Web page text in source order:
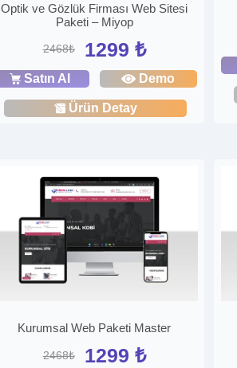
Optik ve Gözlük Firması Web Sitesi
Paketi – Miyop
2468₺ 1299 ₺
Satın Al Demo
Ürün Detay
Kurumsal Web Paketi Master
2468₺ 1299 ₺